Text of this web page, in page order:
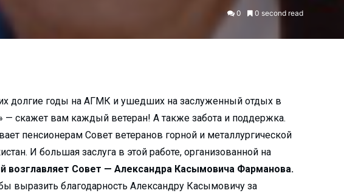
0 0 second read
долгие годы на АГМК и ушедших на заслуженный отдых в
— скажет вам каждый ветеран! А также забота и поддержка.
пенсионерам Совет ветеранов горной и металлургической
И большая заслуга в этой работе, организованной на
возглавляет Совет — Александра Касымовича Фарманова.
выразить благодарность Александру Касымовичу за